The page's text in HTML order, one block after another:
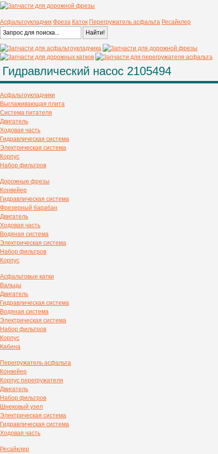
Асфальтоукладчик Фреза Каток Перегружатель асфальта Ресайклер
Гидравлический насос 2105494
Асфальтоукладчики
Выглаживающая плита
Система питателя
Двигатель
Ходовая часть
Гидравлическая система
Электрическая система
Корпус
Набор фильтров
Дорожные фрезы
Конвейер
Гидравлическая система
Фрезерный барабан
Двигатель
Ходовая часть
Водяная система
Электрическая система
Набор фильтров
Корпус
Асфальтовые катки
Вальцы
Двигатель
Гидравлическая система
Водяная система
Электрическая система
Набор фильтров
Корпус
Кабина
Перегружатель асфальта
Конвейер
Корпус перегружателя
Двигатель
Набор фильтров
Шнековый узел
Электрическая система
Гидравлическая система
Ходовая часть
Ресайклер